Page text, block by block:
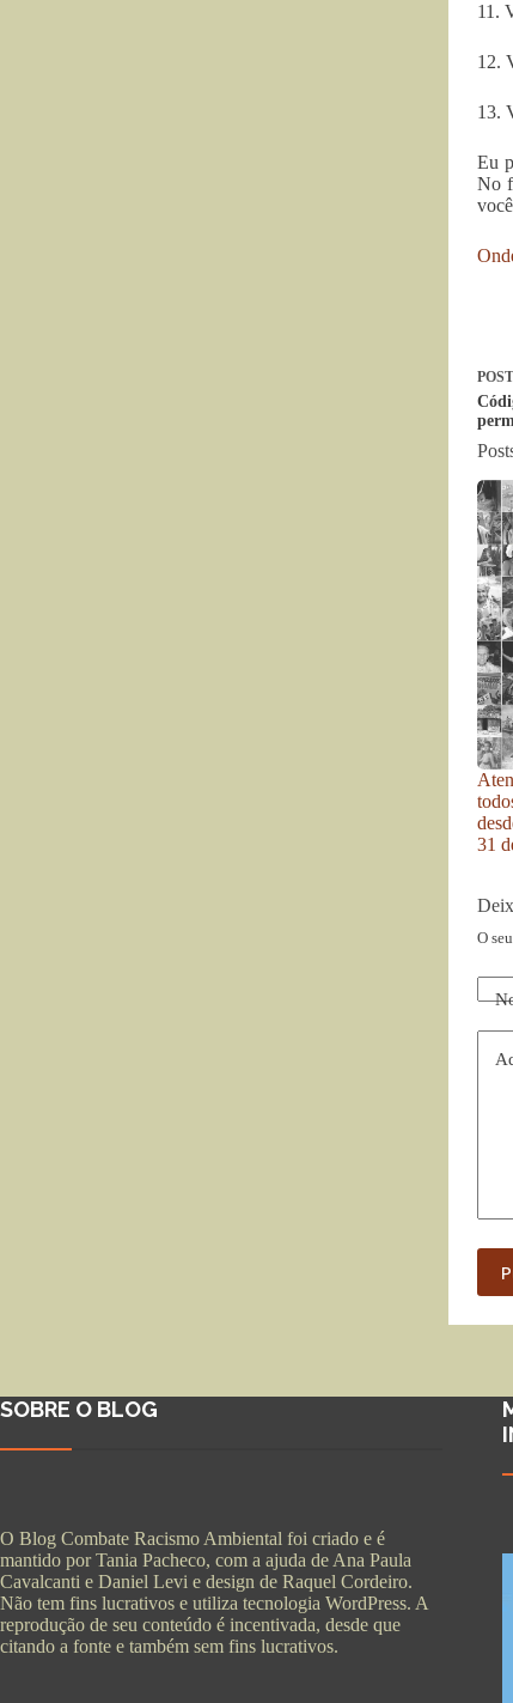
11.
12.
13.
Eu
No
POST
31
O
SOBRE O BLOG
O Blog Combate Racismo Ambiental foi criado e é
mantido por Tania Pacheco, com a ajuda de Ana Paula
Cavalcanti e Daniel Levi e design de Raquel Cordeiro.
Não tem fins lucrativos e utiliza tecnologia WordPress. A
reprodução de seu conteúdo é incentivada, desde que
citando a fonte e também sem fins lucrativos.